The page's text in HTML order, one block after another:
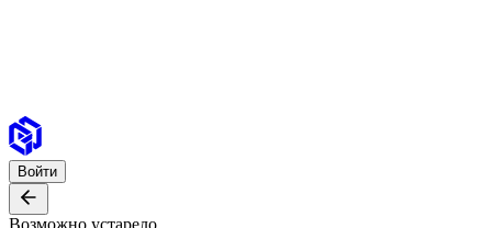
Войти
Возможно устарело